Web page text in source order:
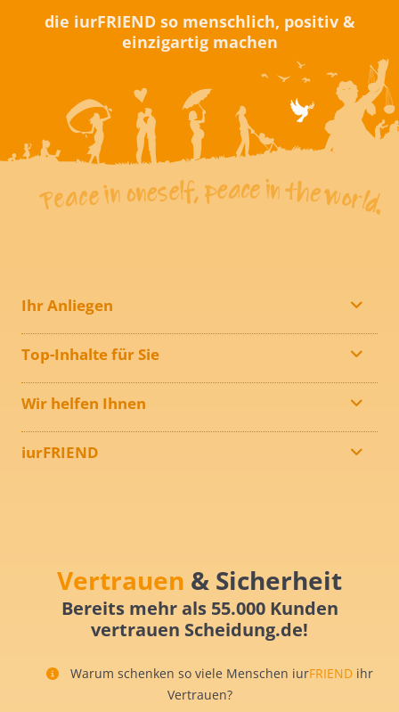
die iurFRIEND so menschlich, positiv &
einzigartig machen
Ihr Anliegen
Top-Inhalte für Sie
Wir helfen Ihnen
iurFRIEND
Vertrauen & Sicherheit
Bereits mehr als 55.000 Kunden
vertrauen Scheidung.de!
Warum schenken so viele Menschen iurFRIEND ihr
Vertrauen?